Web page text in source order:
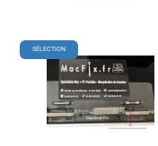
SÉLECTION